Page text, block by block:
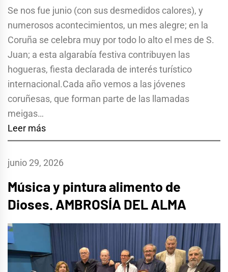
Se nos fue junio (con sus desmedidos calores), y
numerosos acontecimientos, un mes alegre; en la
Coruña se celebra muy por todo lo alto el mes de S.
Juan; a esta algarabía festiva contribuyen las
hogueras, fiesta declarada de interés turístico
internacional.Cada año vemos a las jóvenes
coruñesas, que forman parte de las llamadas
meigas…
Leer más
junio 29, 2026
Música y pintura alimento de
Dioses. AMBROSÍA DEL ALMA